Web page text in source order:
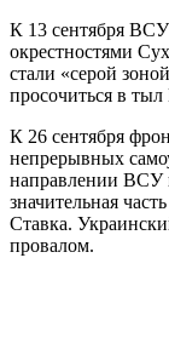
К 13 сентября ВСУ
окрестностями
стали «серой
просочиться в
К 26 сентября
непрерывных
направлении ВСУ
значительная
Ставка.
провалом.